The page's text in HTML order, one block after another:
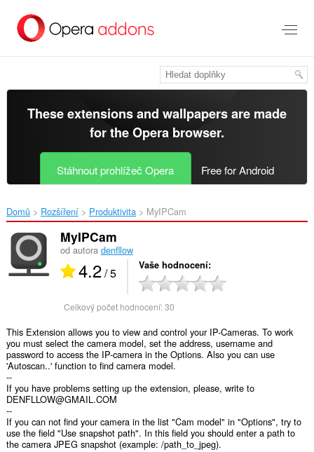
přímo
These extensions and wallpapers are made
for theOpera browser.
Stáhnout prohlížeč Opera Free for Android
Domů Rozšíření Produktivita MyIPCam‎
MyIPCam
od autora denfllow
4.2/ 5 Vaše hodnocení
Celkový počet hodnocení:30
This Extension allows you to view and control your IP-Cameras. To work
you must select the camera model, set the address, username and
password to access the IP-camera in the Options. Also you can use
'Autoscan..' function to find camera model.
--
If you have problems setting up the extension, please, write to
DENFLLOW@GMAIL.COM
--
If you can not find your camera in the list "Cam model" in "Options", try to
use the field "Use snapshot path". In this field you should enter a path to
the camera JPEG snapshot (example: /path_to_jpeg).